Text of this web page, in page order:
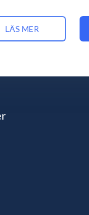
LÄS MER